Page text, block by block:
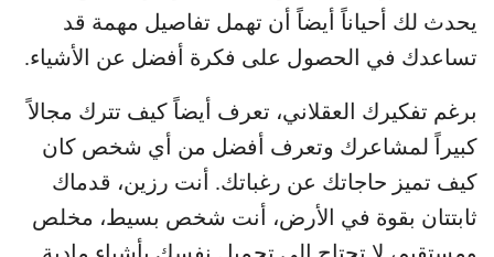
يحدث لك أحياناً أيضاً أن تهمل تفاصيل مهمة قد
تساعدك في الحصول على فكرة أفضل عن الأشياء.
برغم تفكيرك العقلاني، تعرف أيضاً كيف تترك مجالاً
كبيراً لمشاعرك وتعرف أفضل من أي شخص كان
كيف تميز حاجاتك عن رغباتك. أنت رزين، قدماك
ثابتتان بقوة في الأرض، أنت شخص بسيط، مخلص